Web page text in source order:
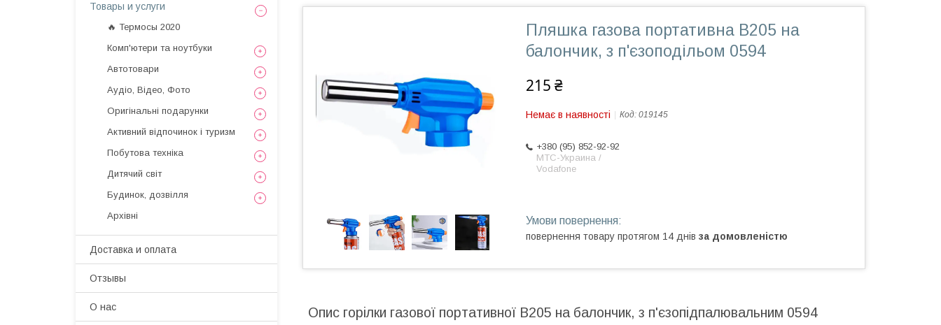
Пляшка газова портативна B205 на
балончик, з п'єзоподільом 0594
215 ₴
Немає в наявності Код: 019145
+380 (95) 852-92-92
МТС-Украина /
Vodafone
повернення товару протягом 14 днів за домовленістю
Опис горілки газової портативної B205 на балончик, з п'єзопідпалювальним 0594
Товары и услуги
🔥 Термосы 2020
Комп'ютери та ноутбуки
Автотовари
Аудіо, Відео, Фото
Оригінальні подарунки
Активний відпочинок і туризм
Побутова техніка
Дитячий світ
Будинок, дозвілля
Архівні
Доставка и оплата
Отзывы
О нас